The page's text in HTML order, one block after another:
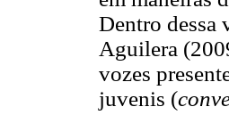
Dentro dessa
Aguilera
vozes
juvenis (